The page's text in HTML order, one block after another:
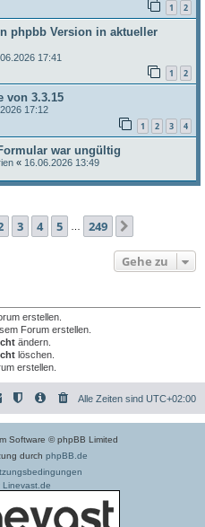
1 2
phpbb Version in aktueller
17:41
1 2
von 3.3.15
17:12
1 2 3 4
war ungültig
« 16.06.2026 13:49
von 249
3 4 5 249
Gehe zu
erstellen.
Forum erstellen.
ändern.
löschen.
erstellen.
Alle Zeiten sind UTC+02:00
Software © phpBB Limited
durch phpBB.de